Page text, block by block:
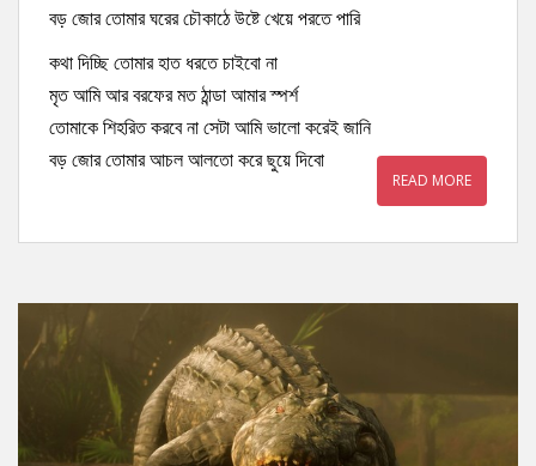
বড় জোর তোমার ঘরের চৌকাঠে উষ্টে খেয়ে পরতে পারি
কথা দিচ্ছি তোমার হাত ধরতে চাইবো না
মৃত আমি আর বরফের মত ঠান্ডা আমার স্পর্শ
তোমাকে শিহরিত করবে না সেটা আমি ভালো করেই জানি
বড় জোর তোমার আচল আলতো করে ছুয়ে দিবো
READ MORE